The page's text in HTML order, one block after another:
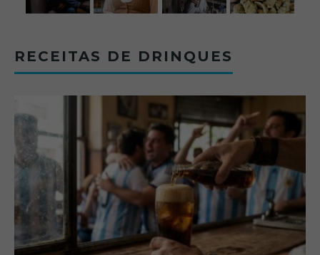
RECEITAS DE DRINQUES